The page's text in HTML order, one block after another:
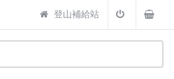
登山補給站